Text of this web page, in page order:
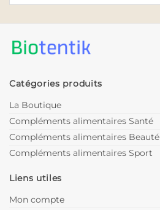
Catégories produits
La Boutique
Compléments alimentaires Santé
Compléments alimentaires Beauté
Compléments alimentaires Sport
Liens utiles
Mon compte